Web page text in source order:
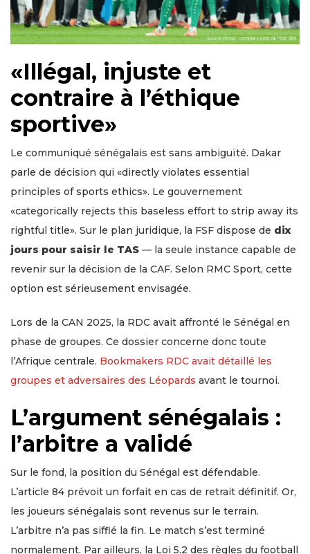
«Illégal, injuste et
contraire à l’éthique
sportive»
Le communiqué sénégalais est sans ambiguïté. Dakar
parle de décision qui «directly violates essential
principles of sports ethics». Le gouvernement
«categorically rejects this baseless effort to strip away its
rightful title». Sur le plan juridique, la FSF dispose de dix
jours pour saisir le TAS — la seule instance capable de
revenir sur la décision de la CAF. Selon RMC Sport, cette
option est sérieusement envisagée.
Lors de la CAN 2025, la RDC avait affronté le Sénégal en
phase de groupes. Ce dossier concerne donc toute
l’Afrique centrale. Bookmakers RDC avait détaillé les
groupes et adversaires des Léopards avant le tournoi.
L’argument sénégalais :
l’arbitre a validé
Sur le fond, la position du Sénégal est défendable.
L’article 84 prévoit un forfait en cas de retrait définitif. Or,
les joueurs sénégalais sont revenus sur le terrain.
L’arbitre n’a pas sifflé la fin. Le match s’est terminé
normalement. Par ailleurs, la Loi 5.2 des règles du football